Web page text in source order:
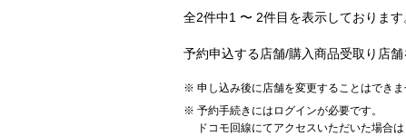
全2件中1 〜 2件目を表示しておりま
予約申込する店舗/購入商品受取り店舗
申し込み後に店舗を変更することはできま
予約手続きにはログインが必要です。
ドコモ回線にてアクセスいただいた場合